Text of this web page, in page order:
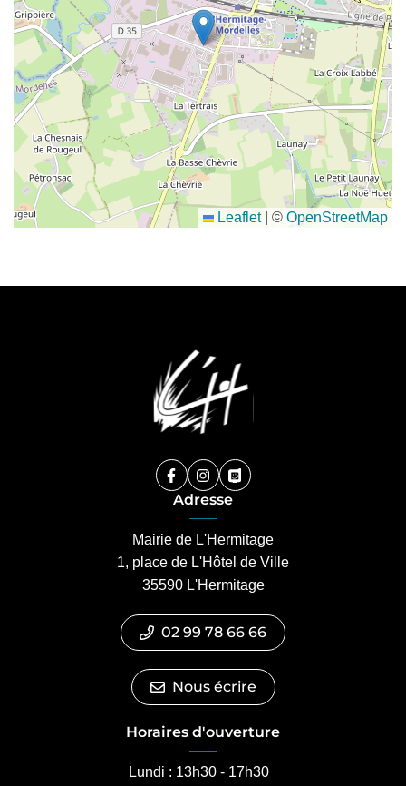
Leaflet © OpenStreetMap
Facebook
(ouverture dans un nouvel onglet)
Instagram
(ouverture dans un nouvel
PanneauPocket
(ouverture dans un nouvel
Adresse
Mairie de L'Hermitage
1, place de L'Hôtel de Ville
35590 L'Hermitage
02 99 78 66 66
Nous écrire
Horaires d'ouverture
Lundi : 13h30 - 17h30